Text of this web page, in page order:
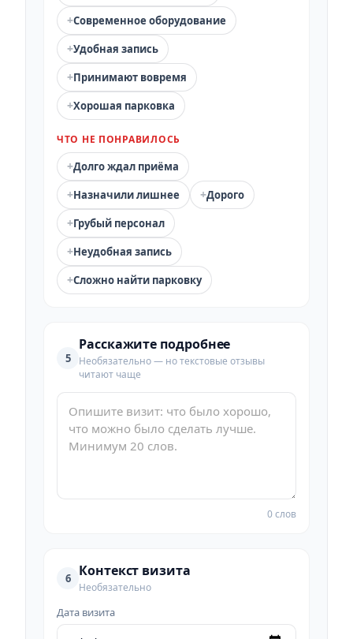
+Современное оборудование
+Удобная запись
+Принимают вовремя
+Хорошая парковка
ЧТО НЕ ПОНРАВИЛОСЬ
+Долго ждал приёма
+Назначили лишнее +Дорого
+Грубый персонал
+Неудобная запись
+Сложно найти парковку
5
Расскажите подробнее
Необязательно — но текстовые отзывы
читают чаще
0 слов
6 Контекст визита
Необязательно
Дата визита